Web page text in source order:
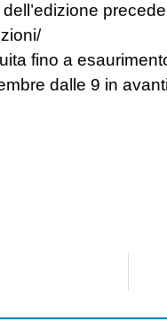
fino a
dalle 9 in